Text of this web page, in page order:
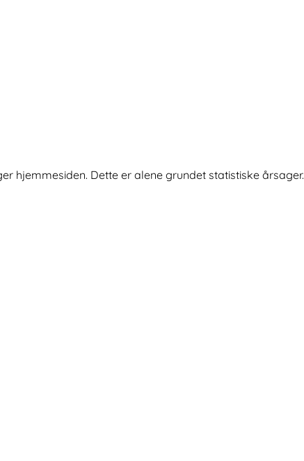
hjemmesiden. Dette er alene grundet statistiske årsager.